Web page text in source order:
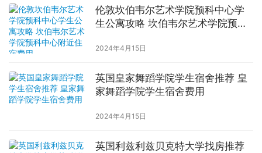
伦敦坎伯韦尔艺术学院预科中心学
生公寓攻略 坎伯韦尔艺术学院预科
2024年4月15日
英国皇家舞蹈学院学生宿舍推荐 皇
家舞蹈学院学生宿舍费用
2024年4月15日
英国利兹利兹贝克特大学找房推荐